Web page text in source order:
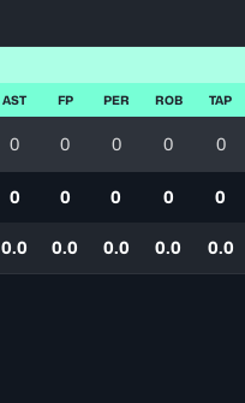
AST FP PER ROB TAP
0 0 0 0 0
0 0 0 0 0
0.0 0.0 0.0 0.0 0.0